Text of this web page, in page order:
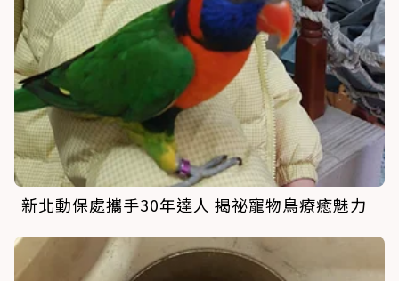
新北動保處攜手30年達人 揭祕寵物鳥療癒魅力